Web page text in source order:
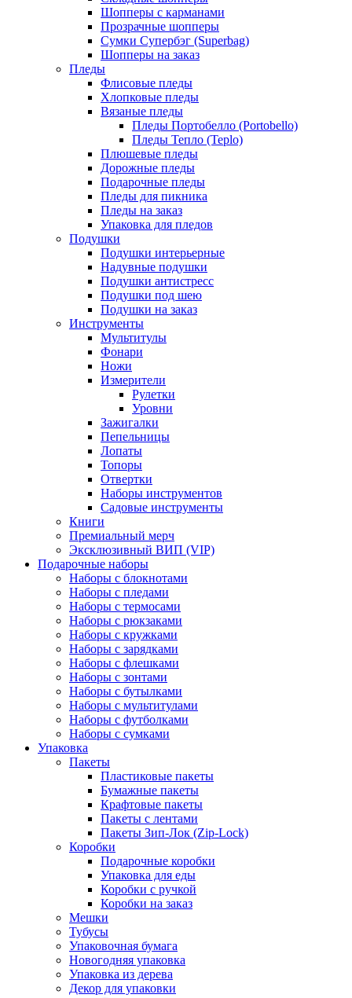
Шопперы с карманами
Прозрачные шопперы
Сумки Супербэг (Superbag)
Шопперы на заказ
Пледы
Флисовые пледы
Хлопковые пледы
Вязаные пледы
Пледы Портобелло (Portobello)
Пледы Тепло (Teplo)
Плюшевые пледы
Дорожные пледы
Подарочные пледы
Пледы для пикника
Пледы на заказ
Упаковка для пледов
Подушки
Подушки интерьерные
Надувные подушки
Подушки антистресс
Подушки под шею
Подушки на заказ
Инструменты
Мультитулы
Фонари
Ножи
Измерители
Рулетки
Уровни
Зажигалки
Пепельницы
Лопаты
Топоры
Отвертки
Наборы инструментов
Садовые инструменты
Книги
Премиальный мерч
Эксклюзивный ВИП (VIP)
Подарочные наборы
Наборы с блокнотами
Наборы с пледами
Наборы с термосами
Наборы с рюкзаками
Наборы с кружками
Наборы с зарядками
Наборы с флешками
Наборы с зонтами
Наборы с бутылками
Наборы с мультитулами
Наборы с футболками
Наборы с сумками
Упаковка
Пакеты
Пластиковые пакеты
Бумажные пакеты
Крафтовые пакеты
Пакеты с лентами
Пакеты Зип-Лок (Zip-Lock)
Коробки
Подарочные коробки
Упаковка для еды
Коробки с ручкой
Коробки на заказ
Мешки
Тубусы
Упаковочная бумага
Новогодняя упаковка
Упаковка из дерева
Декор для упаковки